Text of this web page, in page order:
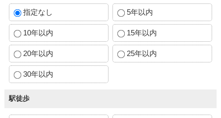
指定なし 5年以内
10年以内 15年以内
20年以内 25年以内
30年以内
駅徒歩